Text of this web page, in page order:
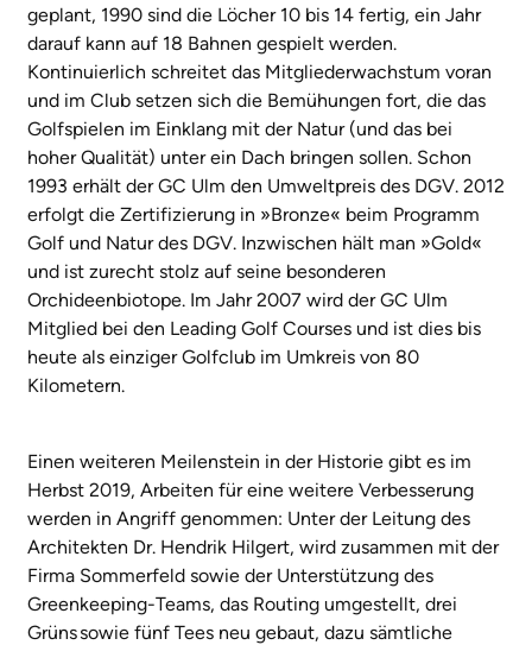
geplant, 1990 sind die Löcher 10 bis 14 fertig, ein Jahr
darauf kann auf 18 Bahnen gespielt werden.
Kontinuierlich schreitet das Mitgliederwachstum voran
und im Club setzen sich die Bemühungen fort, die das
Golfspielen im Einklang mit der Natur (und das bei
hoher Qualität) unter ein Dach bringen sollen. Schon
1993 erhält der GC Ulm den Umweltpreis des DGV. 2012
erfolgt die Zertifizierung in »Bronze« beim Programm
Golf und Natur des DGV. Inzwischen hält man »Gold«
und ist zurecht stolz auf seine besonderen
Orchideenbiotope. Im Jahr 2007 wird der GC Ulm
Mitglied bei den Leading Golf Courses und ist dies bis
heute als einziger Golfclub im Umkreis von 80
Kilometern.
Einen weiteren Meilenstein in der Historie gibt es im
Herbst 2019, Arbeiten für eine weitere Verbesserung
werden in Angriff genommen: Unter der Leitung des
Architekten Dr. Hendrik Hilgert, wird zusammen mit der
Firma Sommerfeld sowie der Unterstützung des
Greenkeeping-Teams, das Routing umgestellt, drei
Grüns sowie fünf Tees neu gebaut, dazu sämtliche